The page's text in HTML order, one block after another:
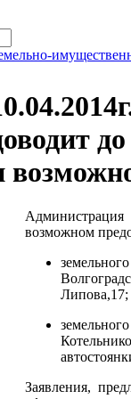
возможном
Липова,17;
Заявления,